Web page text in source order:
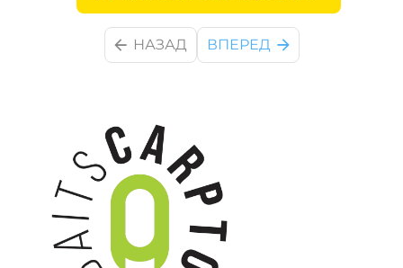
НАЗАД ВПЕРЕД